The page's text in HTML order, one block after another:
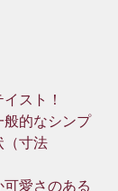
スト！
的なシンプ
（寸法
愛さのある